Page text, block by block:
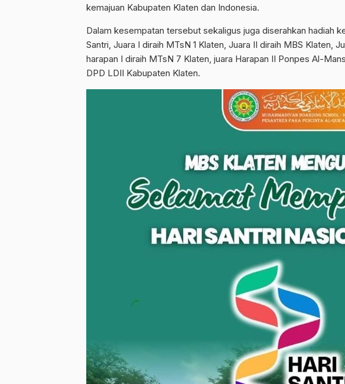
kemajuan Kabupaten Klaten dan Indonesia.
Dalam kesempatan tersebut sekaligus juga diserahkan hadiah
Santri, Juara I diraih MTsN 1 Klaten, Juara II diraih MBS Klaten,
harapan I diraih MTsN 7 Klaten, juara Harapan II Ponpes Al-
DPD LDII Kabupaten Klaten.